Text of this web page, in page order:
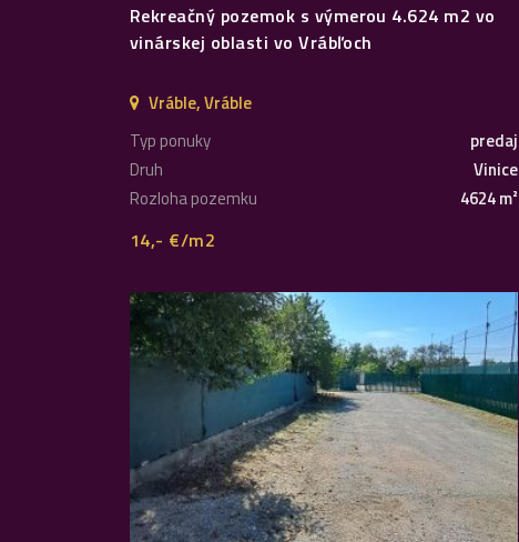
Rekreačný pozemok s výmerou 4.624 m2 vo
vinárskej oblasti vo Vrábľoch
Vráble, Vráble
Typ ponuky
predaj
Druh
Vinice
Rozloha pozemku
4624 m²
14,- €/m2